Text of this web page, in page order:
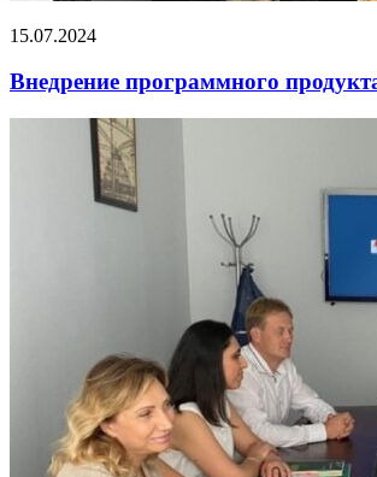
15.07.2024
Внедрение программного